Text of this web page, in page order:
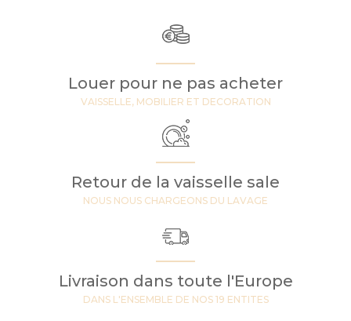
Louer pour ne pas acheter
VAISSELLE, MOBILIER ET DECORATION
Retour de la vaisselle sale
NOUS NOUS CHARGEONS DU LAVAGE
Livraison dans toute l'Europe
DANS L'ENSEMBLE DE NOS 19 ENTITES